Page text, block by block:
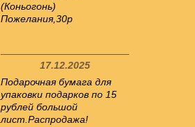
(Коньогонь)
Пожелания,30р
17.12.2025
Подарочная бумага для
упаковки подарков по 15
рублей большой
лист.Распродажа!